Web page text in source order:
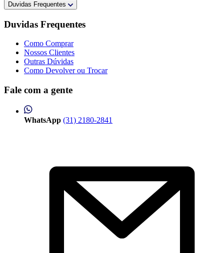
Duvidas Frequentes
Duvidas Frequentes
Como Comprar
Nossos Clientes
Outras Dúvidas
Como Devolver ou Trocar
Fale com a gente
WhatsApp (31) 2180-2841